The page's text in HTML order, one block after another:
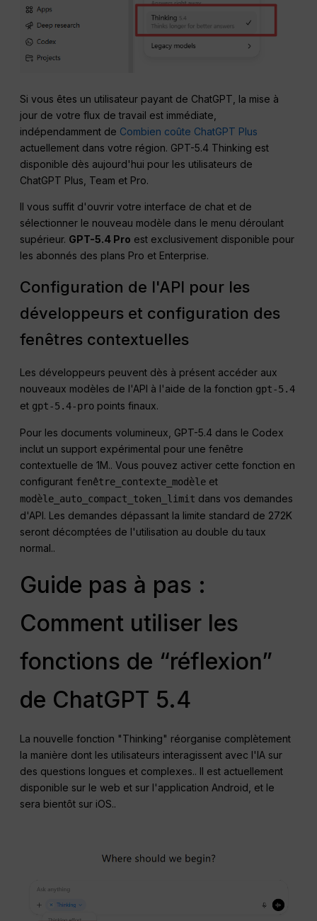
Si vous êtes un utilisateur payant de ChatGPT, la mise à
jour de votre flux de travail est immédiate,
indépendamment de Combien coûte ChatGPT Plus
actuellement dans votre région. GPT-5.4 Thinking est
disponible dès aujourd'hui pour les utilisateurs de
ChatGPT Plus, Team et Pro.
Il vous suffit d'ouvrir votre interface de chat et de
sélectionner le nouveau modèle dans le menu déroulant
supérieur. GPT-5.4 Pro est exclusivement disponible pour
les abonnés des plans Pro et Enterprise.
Configuration de l'API pour les
développeurs et configuration des
fenêtres contextuelles
Les développeurs peuvent dès à présent accéder aux
nouveaux modèles de l'API à l'aide de la fonction gpt-5.4
et gpt-5.4-pro points finaux.
Pour les documents volumineux, GPT-5.4 dans le Codex
inclut un support expérimental pour une fenêtre
contextuelle de 1M.. Vous pouvez activer cette fonction en
configurant fenêtre_contexte_modèle et
modèle_auto_compact_token_limit dans vos demandes
d'API. Les demandes dépassant la limite standard de 272K
seront décomptées de l'utilisation au double du taux
normal..
Guide pas à pas :
Comment utiliser les
fonctions de “réflexion”
de ChatGPT 5.4
La nouvelle fonction "Thinking" réorganise complètement
la manière dont les utilisateurs interagissent avec l'IA sur
des questions longues et complexes.. Il est actuellement
disponible sur le web et sur l'application Android, et le
sera bientôt sur iOS..